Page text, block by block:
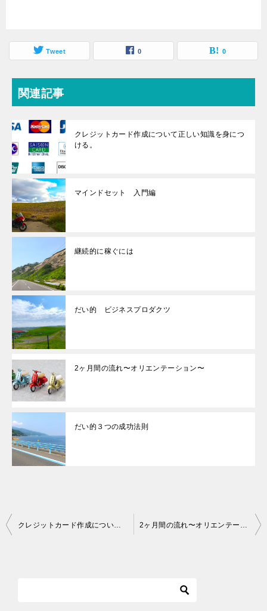
Tweet 0 0
関連記事
クレジットカード作成について正しい知識を身につ
ける。
マインドセット 入門編
継続的に稼ぐには
だい的 ビジネスプロダクツ
2ヶ月間の流れ〜オリエンテーション〜
だい的３つの成功法則
投